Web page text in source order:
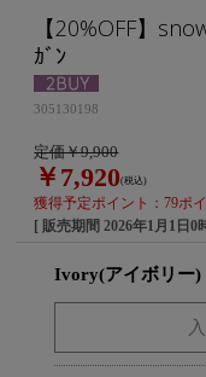
【20%OFF】
ｶﾞﾝ
305130198
定価￥9,900
￥7,920(税込)
獲得予定ポイント：79ポ
[ 販売期間2026年1月1日0
Ivory(アイボリー)